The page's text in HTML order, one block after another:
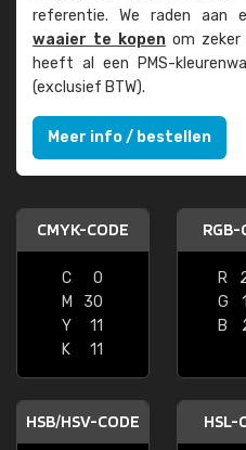
referentie. We raden aan
waaier te kopenom zeker
heeft al een PMS-
(exclusief BTW).
Meer info / bestellen
CMYK-CODE
C
0
M
30
Y
11
K
11
RGB-
R
G
B
HSB/HSV-CODE HSL-